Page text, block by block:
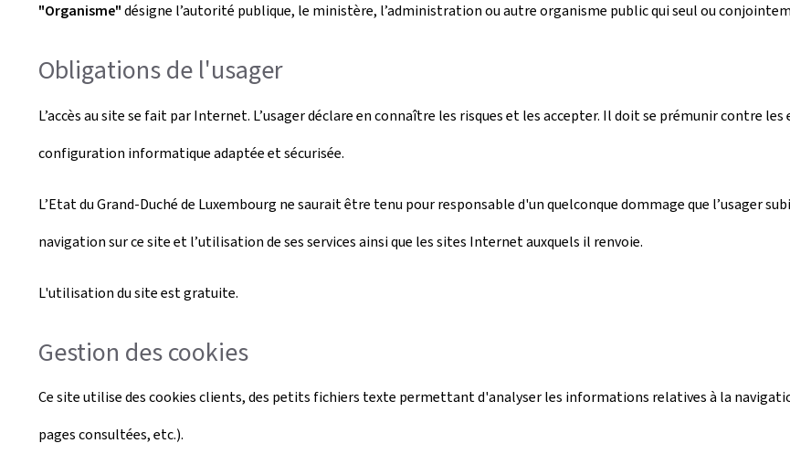
"Organisme"désigne l’autorité publique, le ministère, l’administration ou autre organisme public qui seul ou
Obligations de l'usager
L’accès au site se fait par Internet. L’usager déclare en connaître les risques et les accepter. Il doit se prémunir contre
configuration informatique adaptée et sécurisée.
L’Etat du Grand-Duché de Luxembourg ne saurait être tenu pour responsable d'un quelconque dommage que l’usager
navigation sur ce site et l’utilisation de ses services ainsi que les sites Internet auxquels il renvoie.
L'utilisation du site est gratuite.
Gestion des cookies
Ce site utilise des cookies clients, des petits fichiers texte permettant d'analyser les informations relatives à la
pages consultées, etc.).